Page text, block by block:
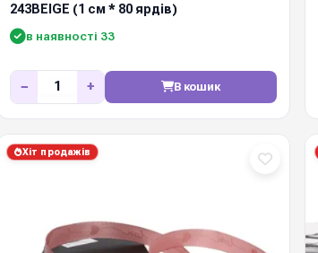
243BEIGE (1 см * 80 ярдів)
в наявності 33
− + В кошик
Хіт продажів